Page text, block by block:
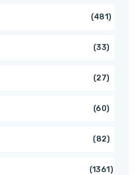
481481
3333
2727
6060
8282
13611361